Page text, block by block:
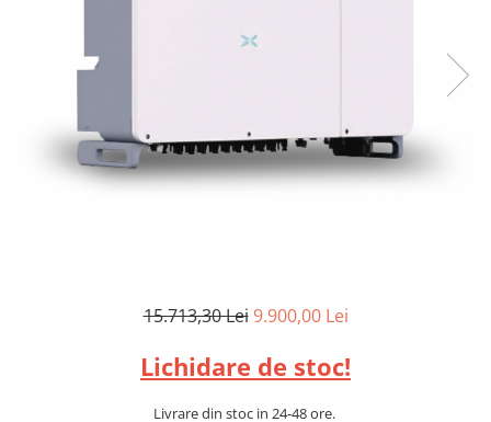
Lămpi de Birou
15.713,30 Lei 9.900,00 Lei
Lichidare de stoc!
Livrare din stoc in 24-48 ore.